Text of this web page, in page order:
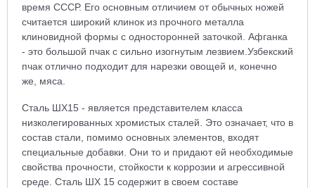
время СССР. Его основным отличием от обычных ножей
считается широкий клинок из прочного металла
клиновидной формы с односторонней заточкой. Афганка
- это большой пчак с сильно изогнутым лезвием.Узбекский
пчак отлично подходит для нарезки овощей и, конечно
же, мяса.
Сталь ШХ15 - является представителем класса
низколегированных хромистых сталей. Это означает, что в
состав стали, помимо основных элементов, входят
специальные добавки. Они то и придают ей необходимые
свойства прочности, стойкости к коррозии и агрессивной
среде. Сталь ШХ 15 содержит в своем составе